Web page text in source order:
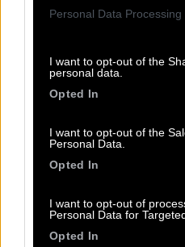
Personal Data
I want to opt-out of the
personal data.
Opted In
I want to opt-out of the
Personal Data.
Opted In
I want to opt-out of
Personal Data for
Opted In
PEET SORT UN